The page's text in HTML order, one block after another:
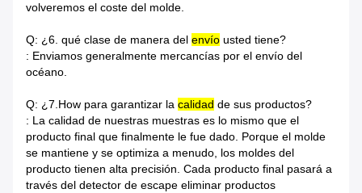
volveremos el coste del molde.
Q: ¿6. qué clase de manera del envío usted tiene?
: Enviamos generalmente mercancías por el envío del
océano.
Q: ¿7.How para garantizar la calidad de sus productos?
: La calidad de nuestras muestras es lo mismo que el
producto final que finalmente le fue dado. Porque el molde
se mantiene y se optimiza a menudo, los moldes del
producto tienen alta precisión. Cada producto final pasará a
través del detector de escape eliminar productos